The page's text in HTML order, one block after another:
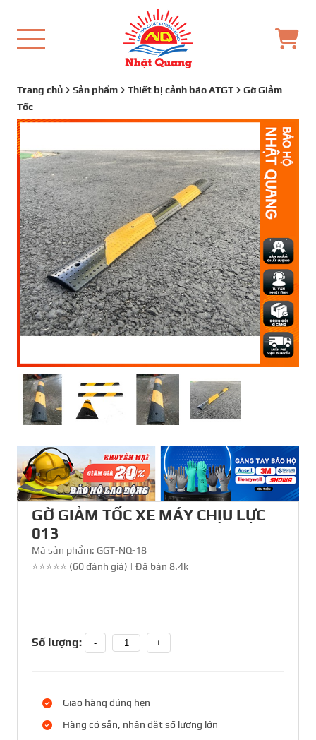
Trang chủ Sản phẩm Thiết bị cảnh báo ATGT
Gờ Giảm
Tốc
GỜ GIẢM TỐC XE MÁY CHỊU LỰC
013
Mã sản phẩm: GGT-NQ-18
⭐⭐⭐⭐⭐ (60 đánh giá) | Đã bán 8.4k
Số lượng: - +
Giao hàng đúng hẹn
Hàng có sẵn, nhận đặt số lượng lớn